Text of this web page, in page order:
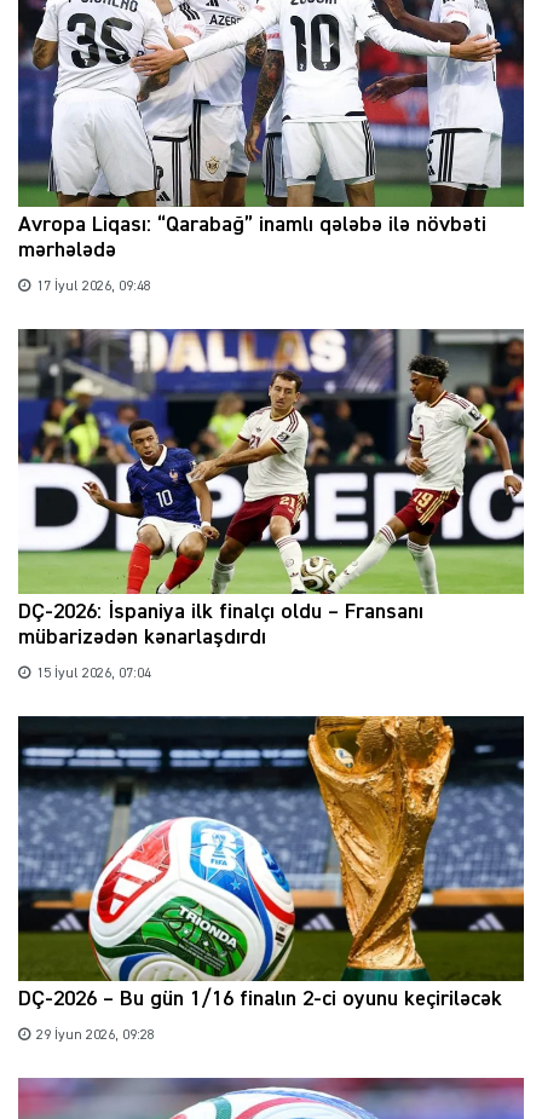
Avropa Liqası: “Qarabağ” inamlı qələbə ilə növbəti
mərhələdə
17 İyul 2026, 09:48
DÇ-2026: İspaniya ilk finalçı oldu – Fransanı
mübarizədən kənarlaşdırdı
15 İyul 2026, 07:04
DÇ-2026 – Bu gün 1/16 finalın 2-ci oyunu keçiriləcək
29 İyun 2026, 09:28